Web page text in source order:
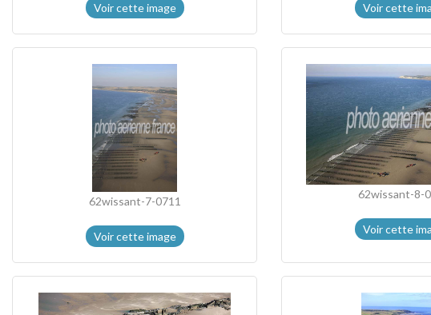
Voir cette image Voir cette
62wissant-7-0711
Voir cette image
62wissant-8-
Voir cette